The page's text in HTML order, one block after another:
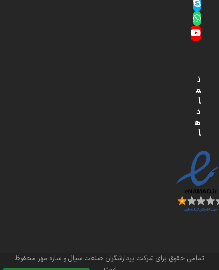
Skype
Whatsapp
YouTube
ن
م
ا
د
ه
ا
تمامی حقوق برای شرکت پردازشگران صنعت سیال و سازه مهر محفوظ